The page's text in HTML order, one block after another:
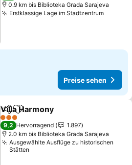
0.9 km bis Biblioteka Grada Sarajeva
Erstklassige Lage im StadtzentrumPreise
Preise sehen
TeilenZu Favoriten hinzufügen
Villa Harmony
3 Sterne
9,2 Hervorragend
1.897
2.0 km bis Biblioteka Grada Sarajeva
Ausgewählte Ausflüge zu historischen
Stätten